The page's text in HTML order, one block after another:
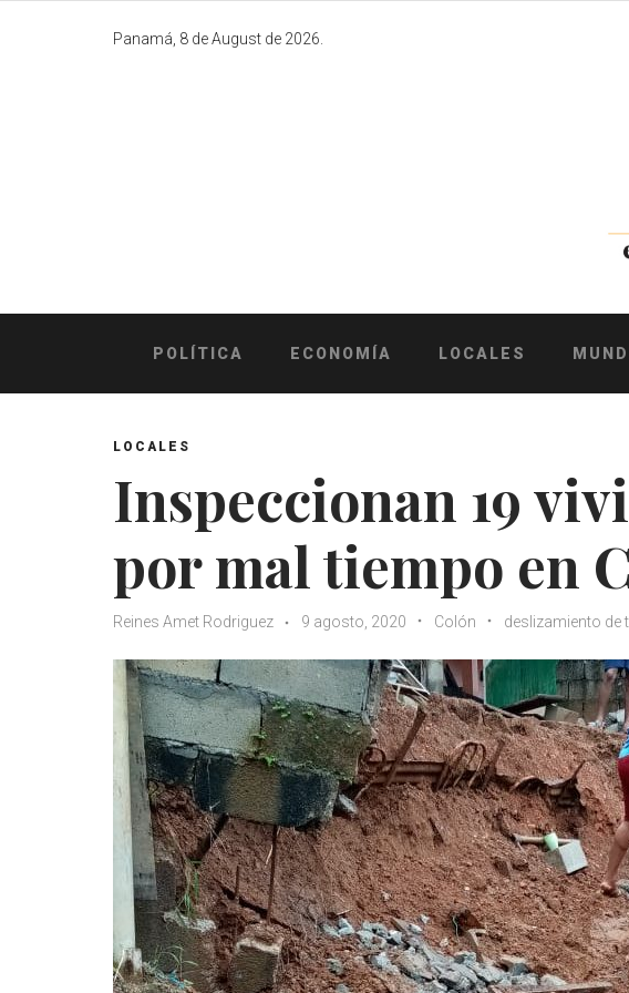
Panamá, 8 de August de 2026.
POLÍTICA ECONOMÍA LOCALES
LOCALES
Inspeccionan 19
por mal tiempo en
Reines Amet Rodriguez 9 agosto, 2020 Colón deslizamiento de